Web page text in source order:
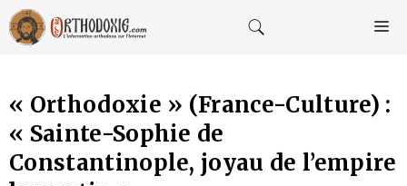
Aller
au
contenu
« Orthodoxie » (France-Culture) :
« Sainte-Sophie de
Constantinople, joyau de l’empire